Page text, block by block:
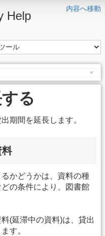
内容へ移動
Help
る
期間を延長します。
料
かどうかは、資料の種
の条件により、図書館
(延滞中の資料)は、貸出
す。